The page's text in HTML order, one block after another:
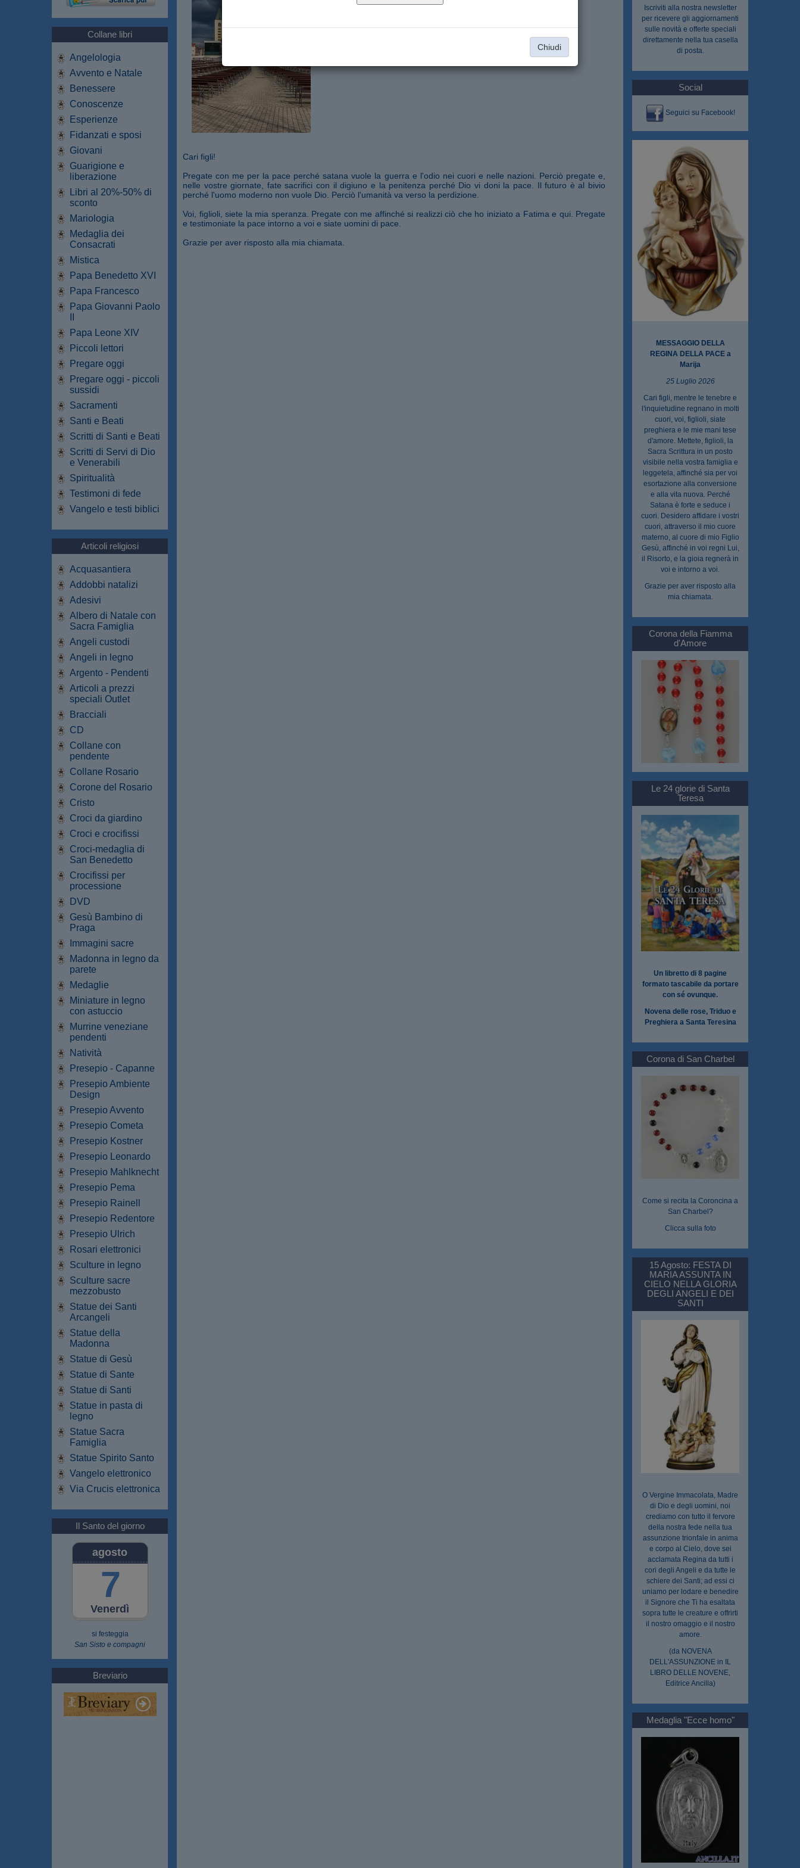
Chiudi
Collane libri
Angelologia
Avvento e Natale
Benessere
Conoscenze
Esperienze
Fidanzati e sposi
Giovani
Guarigione e
liberazione
Libri al 20%-50% di
sconto
Mariologia
Medaglia dei
Consacrati
Mistica
Papa Benedetto XVI
Papa Francesco
Papa Giovanni Paolo
Papa Leone XIV
Piccoli lettori
Pregare oggi
Pregare oggi - piccoli
sussidi
Sacramenti
Santi e Beati
Scritti di Santi e Beati
Scritti di Servi di Dio
e Venerabili
Spiritualità
Testimoni di fede
Vangelo e testi biblici
Articoli religiosi
Acquasantiera
Addobbi natalizi
Adesivi
Albero di Natale con
Sacra Famiglia
Angeli custodi
Angeli in legno
Argento - Pendenti
Articoli a prezzi
speciali Outlet
Bracciali
CD
Collane con
pendente
Collane Rosario
Corone del Rosario
Cristo
Croci da giardino
Croci e crocifissi
Croci-medaglia di
San Benedetto
Crocifissi per
processione
DVD
Gesù Bambino di
Praga
Immagini sacre
Madonna in legno da
parete
Medaglie
Miniature in legno
con astuccio
Murrine veneziane
pendenti
Natività
Presepio - Capanne
Presepio Ambiente
Design
Presepio Avvento
Presepio Cometa
Presepio Kostner
Presepio Leonardo
Presepio Mahlknecht
Presepio Pema
Presepio Rainell
Presepio Redentore
Presepio Ulrich
Rosari elettronici
Sculture in legno
Sculture sacre
mezzobusto
Statue dei Santi
Arcangeli
Statue della
Madonna
Statue di Gesù
Statue di Sante
Statue di Santi
Statue in pasta di
legno
Statue Sacra
Famiglia
Statue Spirito Santo
Vangelo elettronico
Via Crucis elettronica
Il Santo del giorno
Venerdì
agosto
7
si festeggia
San Sisto e compagni
Breviario
Cari figli!
Pregate con me per la pace perché satana vuole la guerra e l'odio nei cuori e nelle nazioni. Perciò pregate e,
nelle vostre giornate, fate sacrifici con il digiuno e la penitenza perché Dio vi doni la pace. Il futuro è al bivio
perché l'uomo moderno non vuole Dio. Perciò l'umanità va verso la perdizione.
Voi, figlioli, siete la mia speranza. Pregate con me affinché si realizzi ciò che ho iniziato a Fatima e qui. Pregate
e testimoniate la pace intorno a voi e siate uomini di pace.
Grazie per aver risposto alla mia chiamata.
Iscriviti alla nostra newsletter
per ricevere gli aggiornamenti
sulle novità e offerte speciali
direttamente nella tua casella
di posta.
Social
Seguici su Facebook!
MESSAGGIO DELLA
REGINA DELLA PACE a
Marija
25 Luglio 2026
Cari figli, mentre le tenebre e
l'inquietudine regnano in molti
cuori, voi, figlioli, siate
preghiera e le mie mani tese
d'amore. Mettete, figlioli, la
Sacra Scrittura in un posto
visibile nella vostra famiglia e
leggetela, affinché sia per voi
esortazione alla conversione
e alla vita nuova. Perché
Satana è forte e seduce i
cuori. Desidero affidare i vostri
cuori, attraverso il mio cuore
materno, al cuore di mio Figlio
Gesù, affinché in voi regni Lui,
il Risorto, e la gioia regnerà in
voi e intorno a voi.
Grazie per aver risposto alla
mia chiamata.
Corona della Fiamma
d'Amore
Le 24 glorie di Santa
Teresa
Un libretto di 8 pagine
formato tascabile da portare
con sé ovunque.
Novena delle rose, Triduo e
Preghiera a Santa Teresina
Corona di San Charbel
Come si recita la Coroncina a
San Charbel?
Clicca sulla foto
15 Agosto: FESTA DI
MARIA ASSUNTA IN
CIELO NELLA GLORIA
DEGLI ANGELI E DEI
SANTI
O Vergine Immacolata, Madre
di Dio e degli uomini, noi
crediamo con tutto il fervore
della nostra fede nella tua
assunzione trionfale in anima
e corpo al Cielo, dove sei
acclamata Regina da tutti i
cori degli Angeli e da tutte le
schiere dei Santi; ad essi ci
uniamo per lodare e benedire
il Signore che Ti ha esaltata
sopra tutte le creature e offrirti
il nostro omaggio e il nostro
amore.
(da NOVENA
DELL'ASSUNZIONE in IL
LIBRO DELLE NOVENE,
Editrice Ancilla)
Medaglia "Ecce homo"